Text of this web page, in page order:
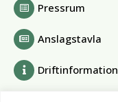
Pressrum
Anslagstavla
Driftinformation